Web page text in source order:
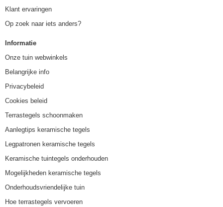
Klant ervaringen
Op zoek naar iets anders?
Informatie
Onze tuin webwinkels
Belangrijke info
Privacybeleid
Cookies beleid
Terrastegels schoonmaken
Aanlegtips keramische tegels
Legpatronen keramische tegels
Keramische tuintegels onderhouden
Mogelijkheden keramische tegels
Onderhoudsvriendelijke tuin
Hoe terrastegels vervoeren